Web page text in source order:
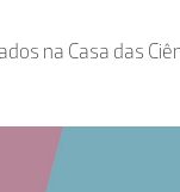
na Casa das